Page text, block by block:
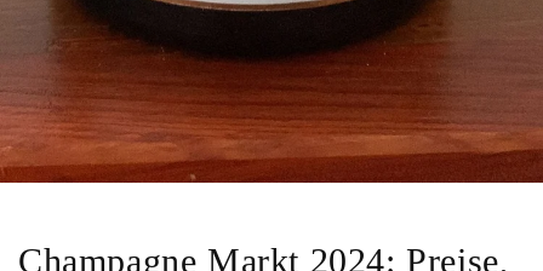
Champagne Markt 2024: Preise,